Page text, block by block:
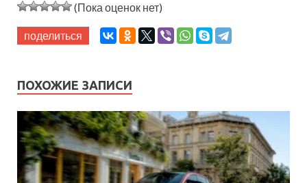
(Пока оценок нет)
поделиться
ПОХОЖИЕ ЗАПИСИ